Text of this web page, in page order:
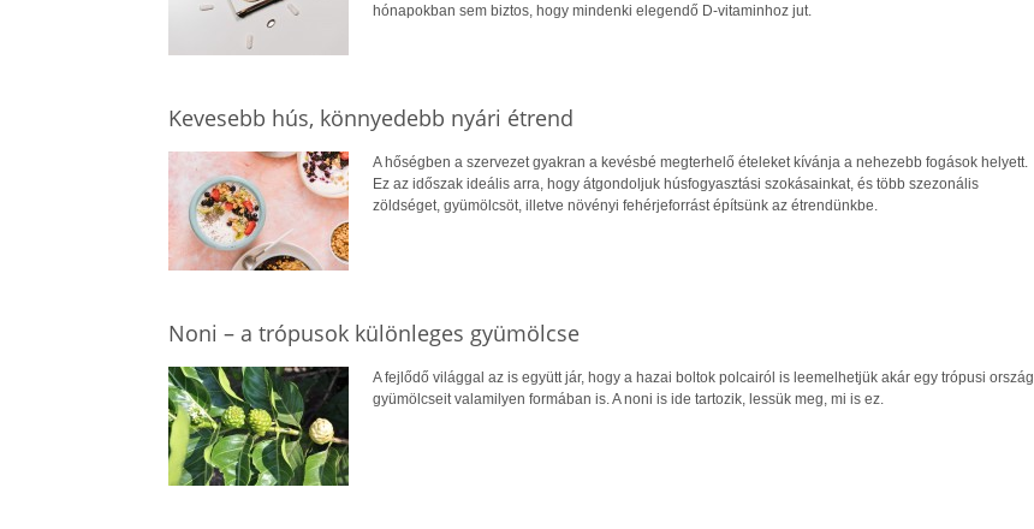
hónapokban sem biztos, hogy mindenki elegendő D-vitaminhoz jut.
Kevesebb hús, könnyedebb nyári étrend
A hőségben a szervezet gyakran a kevésbé megterhelő ételeket kívánja a nehezebb fogások helyett.
Ez az időszak ideális arra, hogy átgondoljuk húsfogyasztási szokásainkat, és több szezonális
zöldséget, gyümölcsöt, illetve növényi fehérjeforrást építsünk az étrendünkbe.
Noni – a trópusok különleges gyümölcse
A fejlődő világgal az is együtt jár, hogy a hazai boltok polcairól is leemelhetjük akár egy trópusi ország
gyümölcseit valamilyen formában is. A noni is ide tartozik, lessük meg, mi is ez.